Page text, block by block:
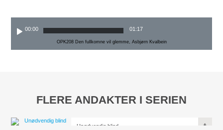
00:00 01:17
OPK208 Den fullkomne vil glemme, Asbjørn Kvalbein
FLERE ANDAKTER I SERIEN
Unødvendig blind